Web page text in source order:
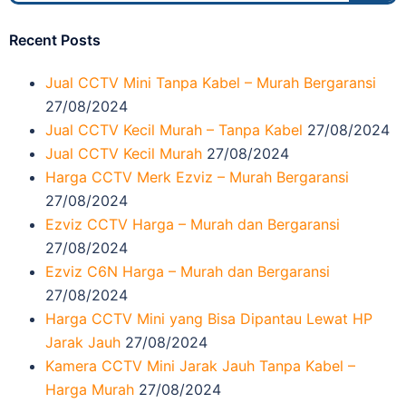
Recent Posts
Jual CCTV Mini Tanpa Kabel – Murah Bergaransi
27/08/2024
Jual CCTV Kecil Murah – Tanpa Kabel 27/08/2024
Jual CCTV Kecil Murah 27/08/2024
Harga CCTV Merk Ezviz – Murah Bergaransi
27/08/2024
Ezviz CCTV Harga – Murah dan Bergaransi
27/08/2024
Ezviz C6N Harga – Murah dan Bergaransi
27/08/2024
Harga CCTV Mini yang Bisa Dipantau Lewat HP
Jarak Jauh 27/08/2024
Kamera CCTV Mini Jarak Jauh Tanpa Kabel –
Harga Murah 27/08/2024